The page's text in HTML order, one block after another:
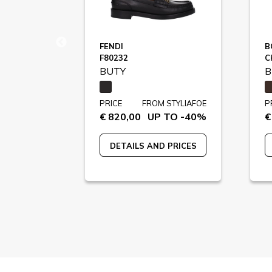
FENDI
F80232
BUTY
PRICE
€ 820,00
FROM STYLIAFOE
UP TO -40%
DETAILS AND PRICES